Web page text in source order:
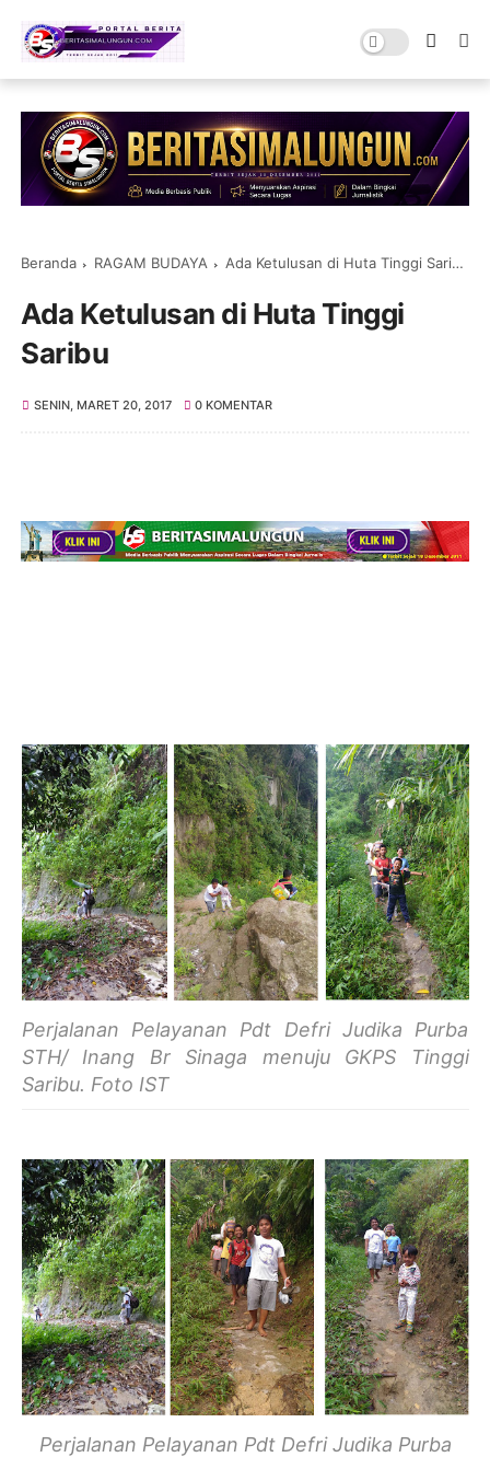
Beranda RAGAM BUDAYA Ada Ketulusan di Huta Tinggi Saribu
Ada Ketulusan di Huta Tinggi
Saribu
SENIN, MARET 20, 2017 0 KOMENTAR
Perjalanan Pelayanan Pdt Defri Judika Purba
STH/ Inang Br Sinaga menuju GKPS Tinggi
Saribu. Foto IST
Perjalanan Pelayanan Pdt Defri Judika Purba